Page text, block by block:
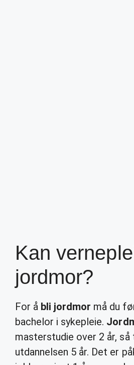
Kan
jordmor?
For å bli jordmor må du
bachelor i sykepleie.
masterstudie over 2 år,
utdannelsen 5 år. Det er